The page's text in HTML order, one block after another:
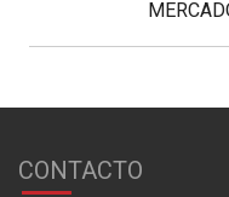
Next
Post:
CONTACTO